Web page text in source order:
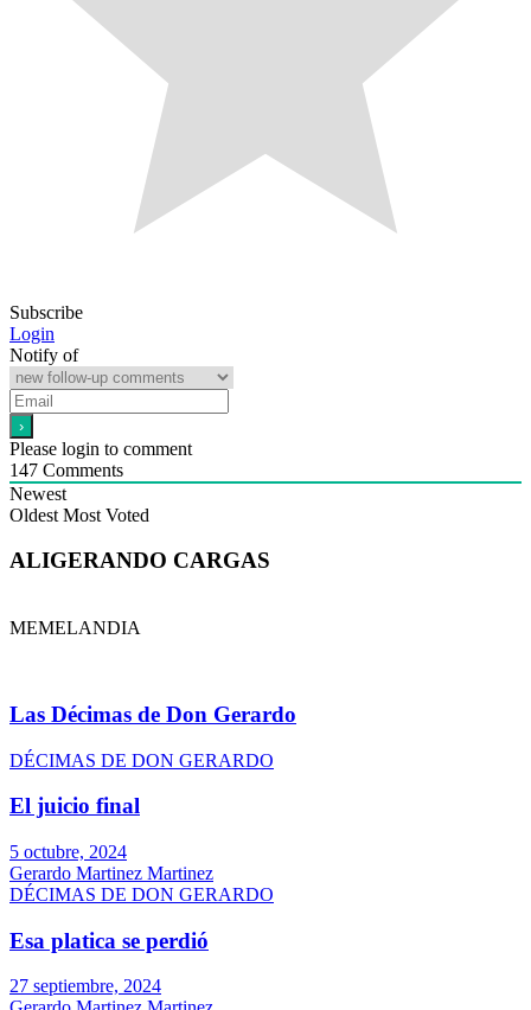
Subscribe
Login
Notify of
Please login to comment
147 Comments
Newest
Oldest Most Voted
ALIGERANDO CARGAS
MEMELANDIA
Las Décimas de Don Gerardo
DÉCIMAS DE DON GERARDO
El juicio final
5 octubre, 2024
Gerardo Martinez Martinez
DÉCIMAS DE DON GERARDO
Esa platica se perdió
27 septiembre, 2024